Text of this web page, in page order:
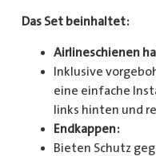
Das Set beinhaltet:
Airlineschienen
Inklusive
eine einfache
links hinten und
Endkappen:
Bieten Schutz